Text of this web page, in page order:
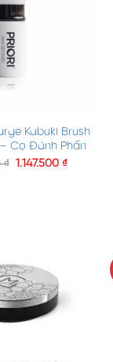
Kabuki Brush
Cọ Đánh Phấn
₫ 1.147.500 ₫